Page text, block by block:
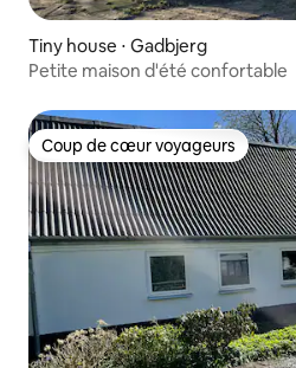
Tiny house ⋅ Gadbjerg
Petite maison d'été confortable
Coup de cœur voyageurs
Coup de cœur voyageurs